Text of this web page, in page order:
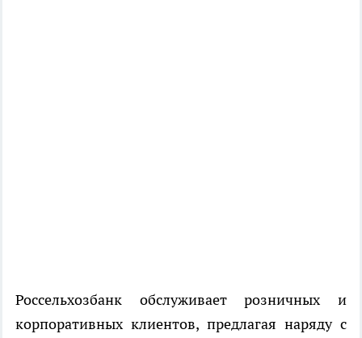
Россельхозбанк обслуживает розничных и
корпоративных клиентов, предлагая наряду с